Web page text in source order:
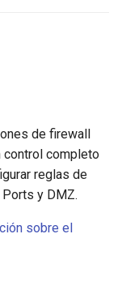
de firewall
control completo
reglas de
y DMZ.
sobre el